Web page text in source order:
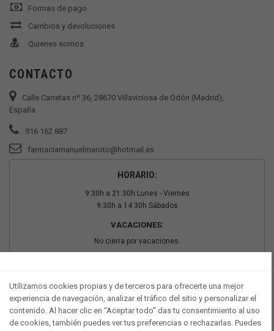
Formas de pago
Cambios y devoluciones
Quienes somos
CONTACTO
Calle Carretas nº 36, 28670 Villaviciosa de Odón (Madrid),
España
916 162 887
farmaciamanuelmaroto@hotmail.es
HORARIO:
9:30h a 21:30h Lunes - Viernes
9:30h a 14:30h Sábados
VACACIONES:
No cierra por vacaciones.
Utilizamos cookies propias y de terceros para ofrecerte una mejor
experiencia de navegación, analizar el tráfico del sitio y personalizar el
contenido. Al hacer clic en “Aceptar todo” das tu consentimiento al uso
de cookies, también puedes ver tus preferencias o rechazarlas. Puedes